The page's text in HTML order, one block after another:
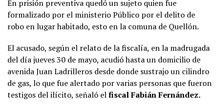
En prisión preventiva quedó un sujeto quien fue
formalizado por el ministerio Público por el delito de
robo en lugar habitado, esto en la comuna de Quellón.
El acusado, según el relato de la fiscalía, en la madrugada
del día jueves 30 de mayo, acudió hasta un domicilio de
avenida Juan Ladrilleros desde donde sustrajo un cilindro
de gas, lo que fue alertado por varias personas que fueron
testigos del ilícito, señaló elfiscal Fabián Fernández.